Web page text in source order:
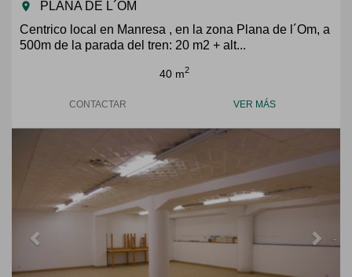
room
PLANA DE L´OM
Centrico local en Manresa , en la zona Plana de l´Om, a
500m de la parada del tren: 20 m2 + alt...
40 m2
CONTACTAR VER MÁS